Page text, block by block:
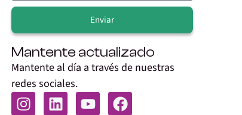
Enviar
Mantente actualizado
Mantente al día a través de nuestras
redes sociales.